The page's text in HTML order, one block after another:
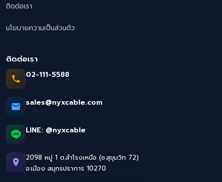
ติดต่อเรา
นโยบายความเป็นส่วนตัว
ติดต่อเรา
02-111-5588
sales@nyxcable.com
LINE: @nyxcable
2098 หมู่ 1 ต.สำโรงเหนือ (ซ.สุขุมวิท 72)
อ.เมือง สมุทรปราการ 10270